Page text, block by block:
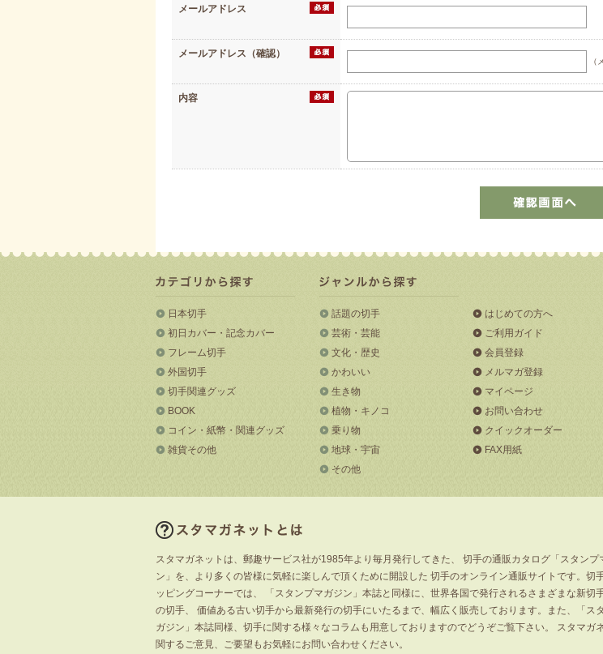
メールアドレス
メールアドレス（確認）
内容
日本切手
初日カバー・記念カバー
フレーム切手
外国切手
切手関連グッズ
BOOK
コイン・紙幣・関連グッズ
雑貨その他
話題の切手
芸術・芸能
文化・歴史
かわいい
生き物
植物・キノコ
乗り物
地球・宇宙
その他
はじめての方へ
ご利用ガイド
会員登録
メルマガ登録
マイページ
お問い合わせ
クイックオーダー
FAX用紙
スタマガネットは、郵趣サービス社が1985年より毎月発行してきた、 切手の通販カタログ「スタンプ
ン」を、より多くの皆様に気軽に楽しんで頂くために開設した 切手のオンライン通販サイトです。切
ッピングコーナーでは、 「スタンプマガジン」本誌と同様に、世界各国で発行されるさまざまな新切
の切手、 価値ある古い切手から最新発行の切手にいたるまで、幅広く販売しております。また、「ス
ガジン」本誌同様、切手に関する様々なコラムも用意しておりますのでどうぞご覧下さい。 スタマガ
関するご意見、ご要望もお気軽にお問い合わせください。